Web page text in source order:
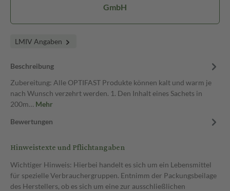
GmbH
LMIV Angaben
Beschreibung
Zubereitung: Alle OPTIFAST Produkte können kalt und warm je
nach Wunsch verzehrt werden. 1. Den Inhalt eines Sachets in
200m… Mehr
Bewertungen
Hinweistexte und Pflichtangaben
Wichtiger Hinweis: Hierbei handelt es sich um ein Lebensmittel
für spezielle Verbrauchergruppen. Entnimm der Packungsbeilage
des Herstellers, ob es sich um eine zur ausschließlichen